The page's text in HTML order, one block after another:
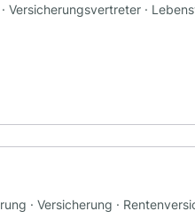
Versicherungsvertreter ·
· Versicherung ·